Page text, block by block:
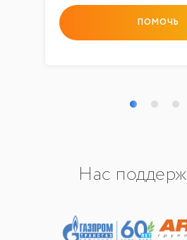
ПОМОЧЬ
Нас